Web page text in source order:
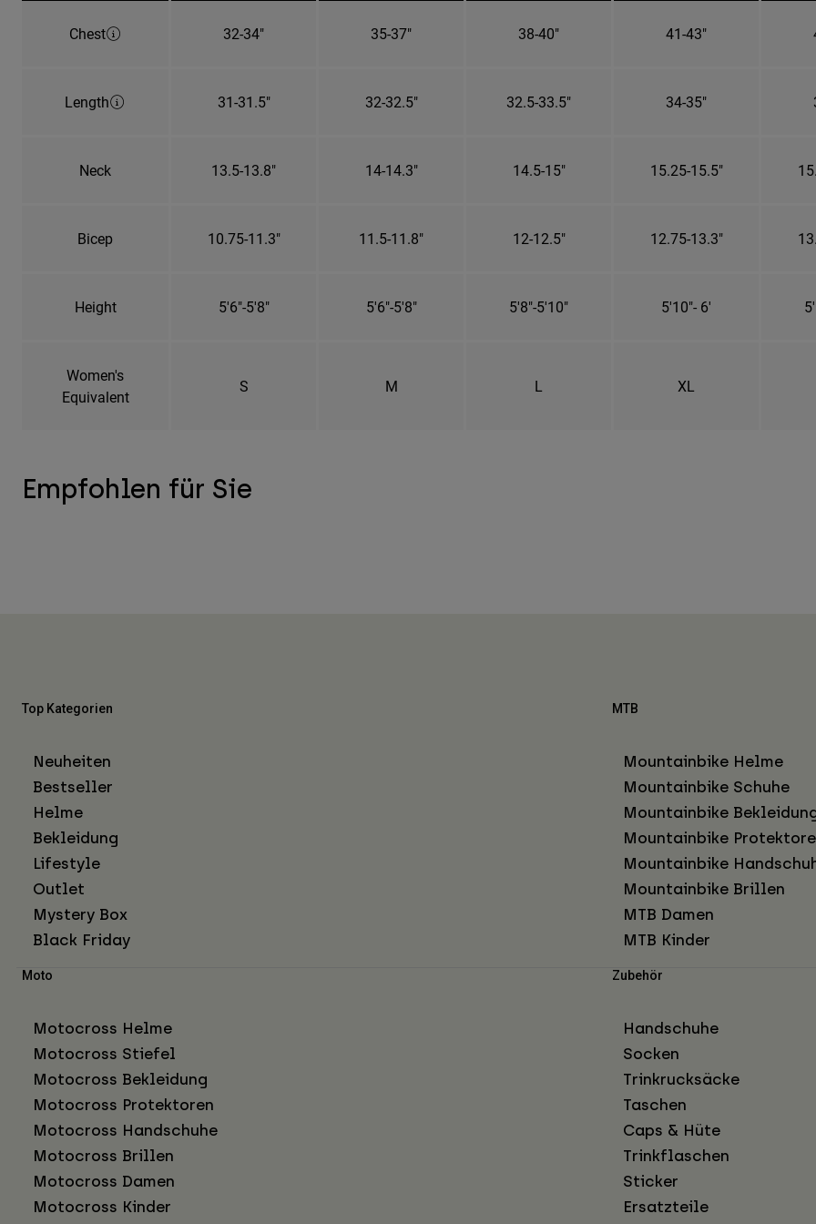
Chest 32-34" 35-37" 38-40" 41-43"
Length 31-31.5" 32-32.5" 32.5-33.5" 34-35"
Neck 13.5-13.8" 14-14.3" 14.5-15" 15.25-15.5"
Bicep 10.75-11.3" 11.5-11.8" 12-12.5" 12.75-13.3"
Height 5'6"-5'8" 5'6"-5'8" 5'8"-5'10" 5'10"- 6'
Women's
Equivalent
S M L XL
Empfohlen für Sie
Top Kategorien
Neuheiten
Bestseller
Helme
Bekleidung
Lifestyle
Outlet
Mystery Box
Black Friday
MTB
Mountainbike Helme
Mountainbike Schuhe
Mountainbike
Mountainbike
Mountainbike
Mountainbike Brillen
MTB Damen
MTB Kinder
Moto
Motocross Helme
Motocross Stiefel
Motocross Bekleidung
Motocross Protektoren
Motocross Handschuhe
Motocross Brillen
Motocross Damen
Motocross Kinder
Zubehör
Handschuhe
Socken
Trinkrucksäcke
Taschen
Caps & Hüte
Trinkflaschen
Sticker
Ersatzteile